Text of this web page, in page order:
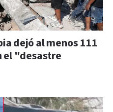
dejó al menos 111
el "desastre